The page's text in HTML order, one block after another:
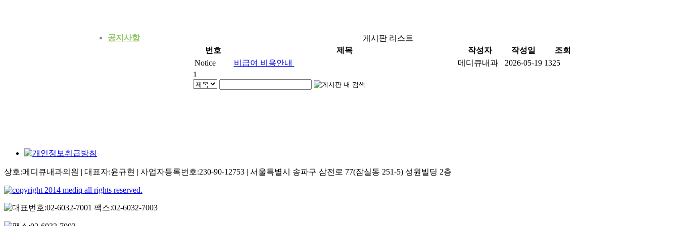
공지사항
게시판 리스트
번호
제목 작성자 작성일
조회
Notice
비급여 비용안내 메디큐내과 2026-05-19 1325
1
상호:메디큐내과의원 | 대표자:윤규현 | 사업자등록번호:230-90-12753 | 서울특별시 송파구 삼전로 77(잠실동 251-5) 성원빌딩 2층